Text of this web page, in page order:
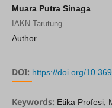
Muara Putra Sinaga
IAKN Tarutung
Author
DOI: https://doi.org/
Keywords: Etika Profesi,